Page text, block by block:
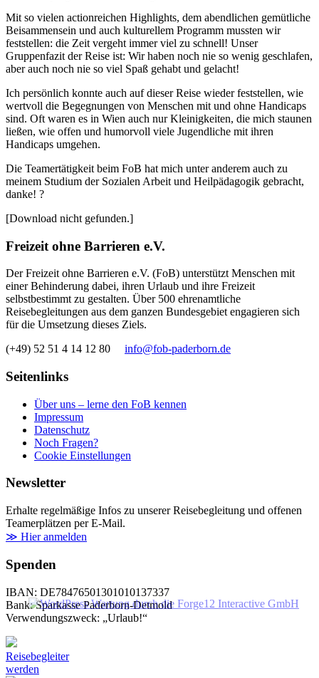
Mit so vielen actionreichen Highlights, dem abendlichen gemütliche
Beisammensein und auch kulturellem Programm mussten wir
feststellen: die Zeit vergeht immer viel zu schnell! Unser
Gruppenfazit der Reise ist: Wir haben noch nie so wenig geschlafen,
aber auch noch nie so viel Spaß gehabt und gelacht!
Ich persönlich konnte auch auf dieser Reise wieder feststellen, wie
wertvoll die Begegnungen von Menschen mit und ohne Handicaps
sind. Oft waren es in Wien auch nur Kleinigkeiten, die mich staunen
ließen, wie offen und humorvoll viele Jugendliche mit ihren
Handicaps umgehen.
Die Teamertätigkeit beim FoB hat mich unter anderem auch zu
meinem Studium der Sozialen Arbeit und Heilpädagogik gebracht,
danke! ?
[Download nicht gefunden.]
Freizeit ohne Barrieren e.V.
Der Freizeit ohne Barrieren e.V. (FoB) unterstützt Menschen mit
einer Behinderung dabei, ihren Urlaub und ihre Freizeit
selbstbestimmt zu gestalten. Über 500 ehrenamtliche
Reisebegleitungen aus dem ganzen Bundesgebiet engagieren sich
für die Umsetzung dieses Ziels.
(+49) 52 51 4 14 12 80 info@fob-paderborn.de
Seitenlinks
Über uns – lerne den FoB kennen
Impressum
Datenschutz
Noch Fragen?
Cookie Einstellungen
Newsletter
Erhalte regelmäßige Infos zu unserer Reisebegleitung und offenen
Teamerplätzen per E-Mail.
≫ Hier anmelden
Spenden
IBAN: DE78476501301010137337
Bank: Sparkasse Paderborn-Detmold
Verwendungszweck: „Urlaub!“
Reisebegleiter
werden